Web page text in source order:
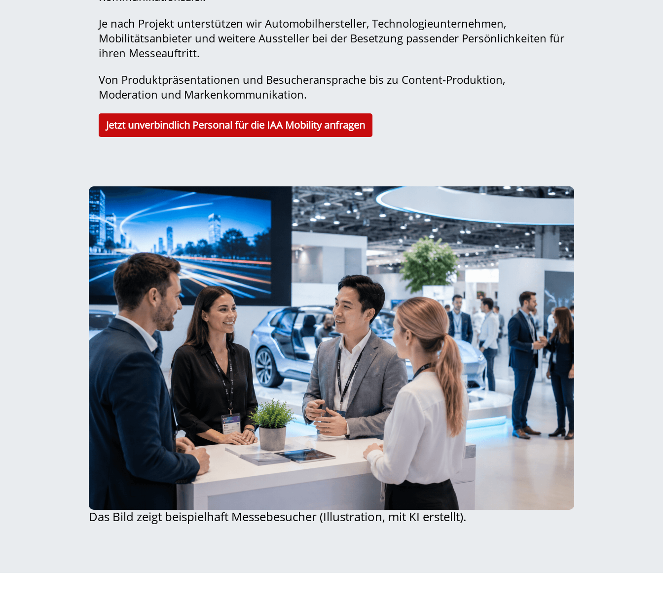
Je nach Projekt unterstützen wir Automobilhersteller, Technologieunternehmen,
Mobilitätsanbieter und weitere Aussteller bei der Besetzung passender Persönlichkeiten für
ihren Messeauftritt.
Von Produktpräsentationen und Besucheransprache bis zu Content-Produktion,
Moderation und Markenkommunikation.
Jetzt unverbindlich Personal für die IAA Mobility anfragen
Das Bild zeigt beispielhaft Messebesucher (Illustration, mit KI erstellt).